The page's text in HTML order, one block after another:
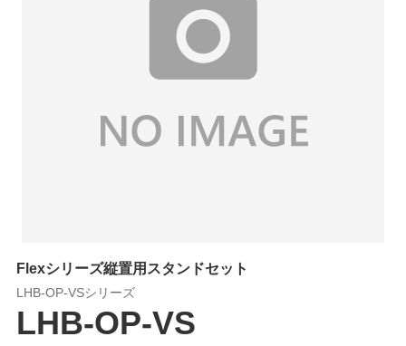
Flexシリーズ縦置用スタンドセット
LHB-OP-VSシリーズ
LHB-OP-VS